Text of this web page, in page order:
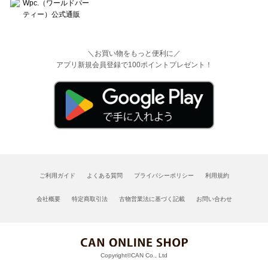
＼お買い物をもっと便利に／
アプリ新規会員登録で100ポイントプレゼント！
ご利用ガイド よくある質問 プライバシーポリシー 利用規約
会社概要 特定商取引法 古物営業法に基づく記載 お問い合わせ
Copyright©CAN Co., Ltd